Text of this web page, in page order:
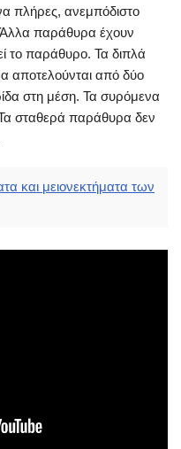
πλήρες, ανεμπόδιστο
Άλλα παράθυρα έχουν
το παράθυρο. Τα διπλά
αποτελούνται από δύο
στη μέση. Τα συρόμενα
σταθερά παράθυρα δεν
και μειονεκτήματα των